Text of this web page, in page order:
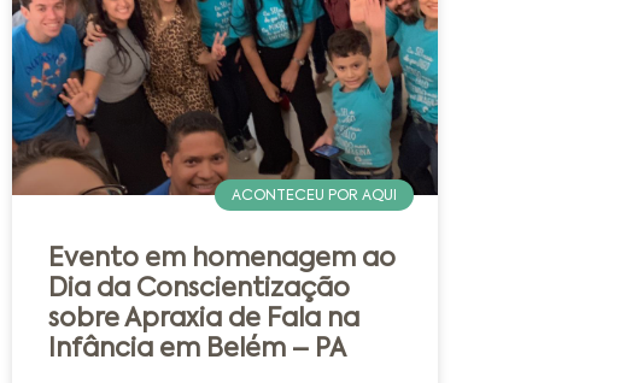
ACONTECEU POR AQUI
Evento em homenagem ao
Dia da Conscientização
sobre Apraxia de Fala na
Infância em Belém – PA